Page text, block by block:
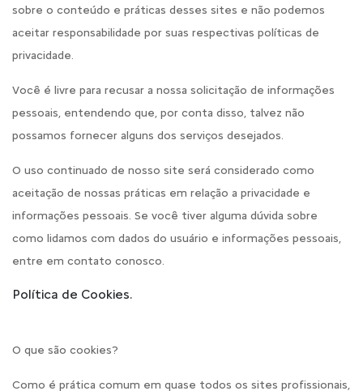
sobre o conteúdo e práticas desses sites e não podemos
aceitar responsabilidade por suas respectivas políticas de
privacidade.
Você é livre para recusar a nossa solicitação de informações
pessoais, entendendo que, por conta disso, talvez não
possamos fornecer alguns dos serviços desejados.
O uso continuado de nosso site será considerado como
aceitação de nossas práticas em relação a privacidade e
informações pessoais. Se você tiver alguma dúvida sobre
como lidamos com dados do usuário e informações pessoais,
entre em contato conosco.
Política de Cookies.
O que são cookies?
Como é prática comum em quase todos os sites profissionais,